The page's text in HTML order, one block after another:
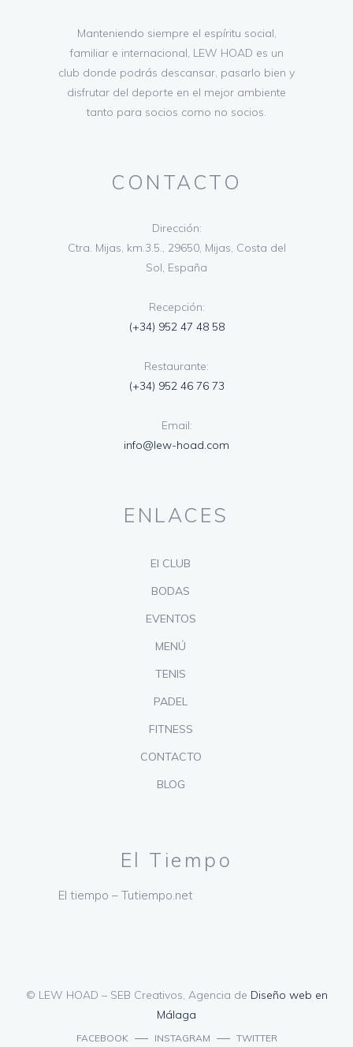
Manteniendo siempre el espíritu social,
familiar e internacional, LEW HOAD es un
club donde podrás descansar, pasarlo bien y
disfrutar del deporte en el mejor ambiente
tanto para socios como no socios.
CONTACTO
Dirección:
Ctra. Mijas, km.3.5., 29650, Mijas, Costa del
Sol, España
Recepción:
(+34) 952 47 48 58
Restaurante:
(+34) 952 46 76 73
Email:
info@lew-hoad.com
ENLACES
El CLUB
BODAS
EVENTOS
MENÚ
TENIS
PADEL
FITNESS
CONTACTO
BLOG
El Tiempo
El tiempo – Tutiempo.net
© LEW HOAD – SEB Creativos, Agencia de Diseño web en
Málaga
FACEBOOK INSTAGRAM TWITTER